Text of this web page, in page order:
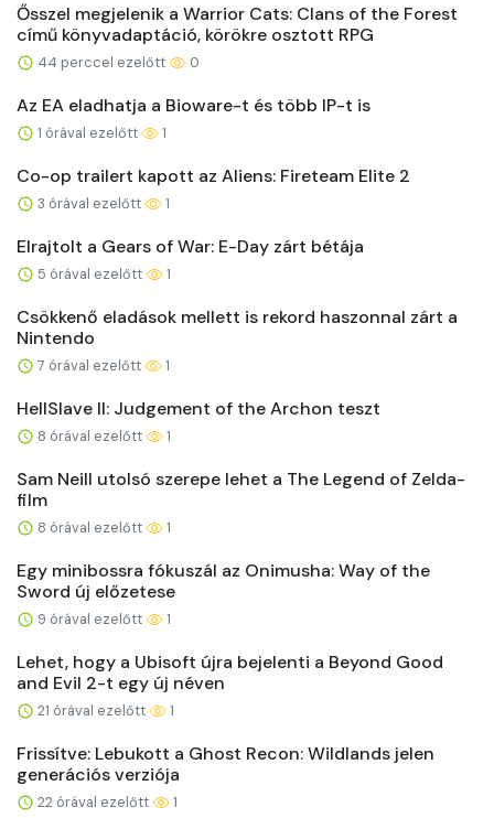
Ősszel megjelenik a Warrior Cats: Clans of the Forest
című könyvadaptáció, körökre osztott RPG
44 perccel ezelőtt 0
Az EA eladhatja a Bioware-t és több IP-t is
1 órával ezelőtt 1
Co-op trailert kapott az Aliens: Fireteam Elite 2
3 órával ezelőtt 1
Elrajtolt a Gears of War: E-Day zárt bétája
5 órával ezelőtt 1
Csökkenő eladások mellett is rekord haszonnal zárt a
Nintendo
7 órával ezelőtt 1
HellSlave II: Judgement of the Archon teszt
8 órával ezelőtt 1
Sam Neill utolsó szerepe lehet a The Legend of Zelda-
film
8 órával ezelőtt 1
Egy minibossra fókuszál az Onimusha: Way of the
Sword új előzetese
9 órával ezelőtt 1
Lehet, hogy a Ubisoft újra bejelenti a Beyond Good
and Evil 2-t egy új néven
21 órával ezelőtt 1
Frissítve: Lebukott a Ghost Recon: Wildlands jelen
generációs verziója
22 órával ezelőtt 1